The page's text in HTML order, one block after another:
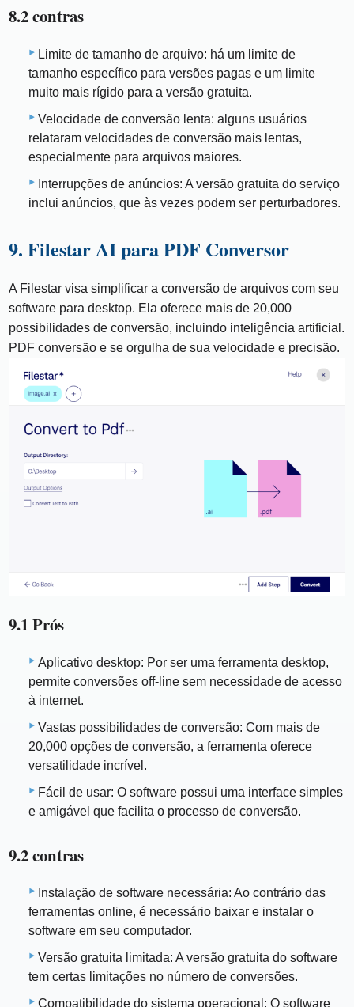
8.2 contras
Limite de tamanho de arquivo: há um limite de
tamanho específico para versões pagas e um limite
muito mais rígido para a versão gratuita.
Velocidade de conversão lenta: alguns usuários
relataram velocidades de conversão mais lentas,
especialmente para arquivos maiores.
Interrupções de anúncios: A versão gratuita do serviço
inclui anúncios, que às vezes podem ser perturbadores.
9. Filestar AI para PDF Conversor
A Filestar visa simplificar a conversão de arquivos com seu
software para desktop. Ela oferece mais de 20,000
possibilidades de conversão, incluindo inteligência artificial.
PDF conversão e se orgulha de sua velocidade e precisão.
9.1 Prós
Aplicativo desktop: Por ser uma ferramenta desktop,
permite conversões off-line sem necessidade de acesso
à internet.
Vastas possibilidades de conversão: Com mais de
20,000 opções de conversão, a ferramenta oferece
versatilidade incrível.
Fácil de usar: O software possui uma interface simples
e amigável que facilita o processo de conversão.
9.2 contras
Instalação de software necessária: Ao contrário das
ferramentas online, é necessário baixar e instalar o
software em seu computador.
Versão gratuita limitada: A versão gratuita do software
tem certas limitações no número de conversões.
Compatibilidade do sistema operacional: O software